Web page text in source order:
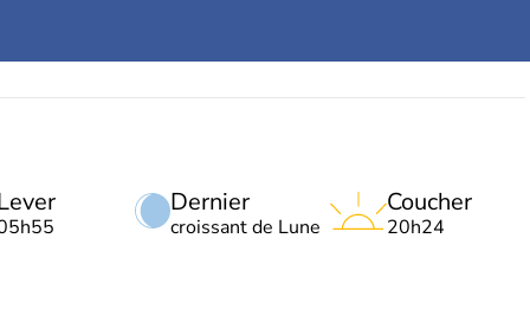
Dernier
croissant de Lune
Coucher
20h24